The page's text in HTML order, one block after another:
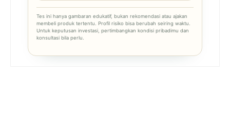
Tes ini hanya gambaran edukatif, bukan rekomendasi atau ajakan
membeli produk tertentu. Profil risiko bisa berubah seiring waktu.
Untuk keputusan investasi, pertimbangkan kondisi pribadimu dan
konsultasi bila perlu.